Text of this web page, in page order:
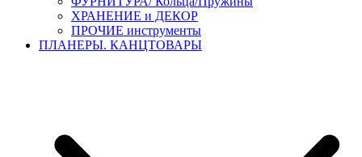
ХРАНЕНИЕ и ДЕКОР
ПРОЧИЕ инструменты
ПЛАНЕРЫ. КАНЦТОВАРЫ